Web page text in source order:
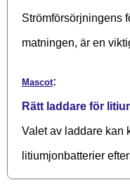
Strömförsörjningens
matningen, är en
Mascot:
Rätt laddare för
Valet av laddare kan
litiumjonbatterier